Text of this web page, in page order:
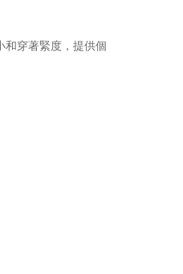
和穿著緊度，提供個